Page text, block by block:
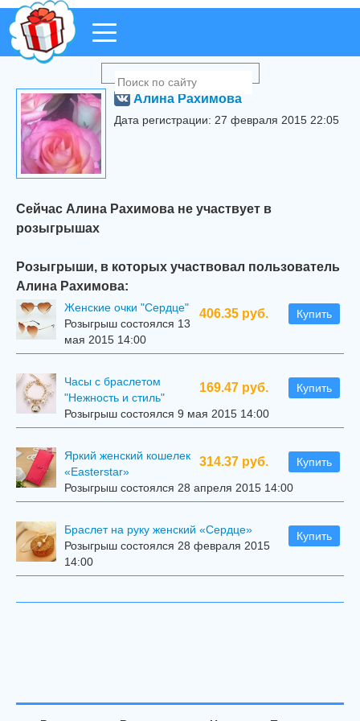
Алина Рахимова
Дата регистрации: 27 февраля 2015 22:05
Сейчас Алина Рахимова не участвует в
розыгрышах
Розыгрыши, в которых участвовал пользователь
Алина Рахимова:
406.35 руб. Купить
Женские очки "Сердце"
Розыгрыш состоялся 13
мая 2015 14:00
169.47 руб. Купить
Часы с браслетом
"Нежность и стиль"
Розыгрыш состоялся 9 мая 2015 14:00
314.37 руб. Купить
Яркий женский кошелек
«Easterstar»
Розыгрыш состоялся 28 апреля 2015 14:00
Купить
Браслет на руку женский «Сердце»
Розыгрыш состоялся 28 февраля 2015
14:00